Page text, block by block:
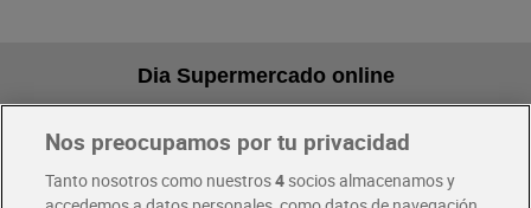
Dia Supermercado online
Pide hoy, recibe hoy
Nos preocupamos por tu privacidad
Tanto nosotros como nuestros4socios almacenamos y